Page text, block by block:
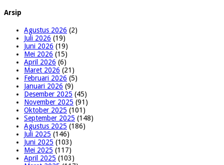
Arsip
Agustus 2026 (2)
Juli 2026 (19)
Juni 2026 (19)
Mei 2026 (15)
April 2026 (6)
Maret 2026 (21)
Februari 2026 (5)
Januari 2026 (9)
Desember 2025 (45)
November 2025 (91)
Oktober 2025 (101)
September 2025 (148)
Agustus 2025 (186)
Juli 2025 (146)
Juni 2025 (103)
Mei 2025 (117)
April 2025 (103)